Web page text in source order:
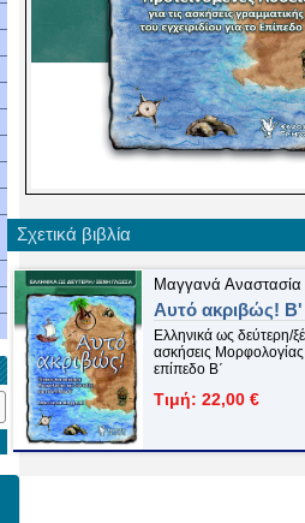
Σχετικά βιβλία
Μαγγανά Αναστασία
Αυτό ακριβώς!
Ελληνικά ως δεύτερη/
ασκήσεις Μορφολογίας
επίπεδο Β΄
Τιμή: 22,00 €